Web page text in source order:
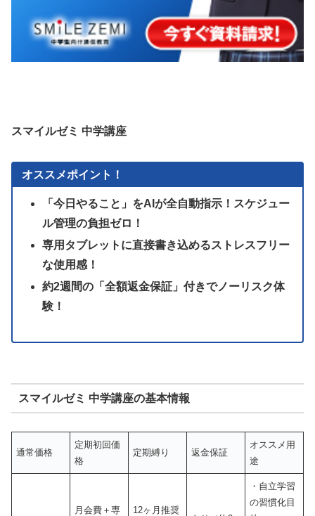
スマイルゼミ 中学講座
オススメポイント！
「今日やること」をAIが全自動指示！スケジュー
ル管理の負担ゼロ！
専用タブレットに直接書き込めるストレスフリー
な使用感！
約2週間の「全額返金保証」付きでノーリスク体
験！
スマイルゼミ 中学講座の基本情報
通常価格
定期初回価
格
定期縛り 返金保証
オススメ用
途
月会費＋専
12ヶ月推奨
・自立学習
の習慣化目